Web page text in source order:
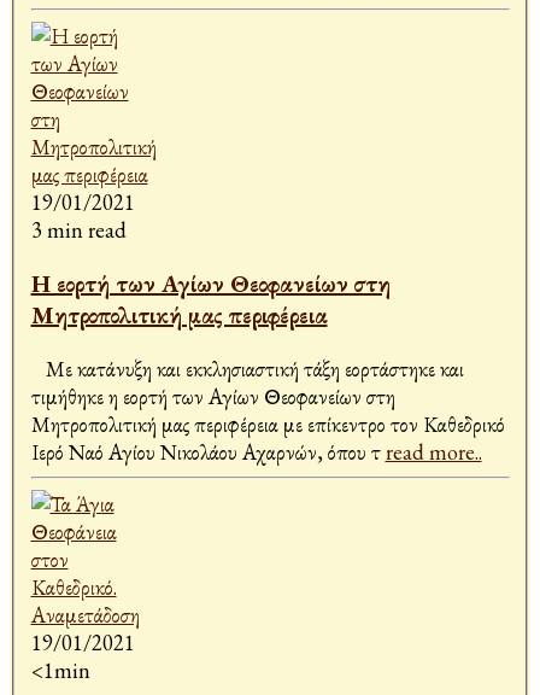
19/01/2021
3 min read
Η εορτή των Αγίων Θεοφανείων στη
Μητροπολιτική μας περιφέρεια
Με κατάνυξη και εκκλησιαστική τάξη εορτάστηκε και
τιμήθηκε η εορτή των Αγίων Θεοφανείων στη
Μητροπολιτική μας περιφέρεια με επίκεντρο τον Καθεδρικό
Ιερό Ναό Αγίου Νικολάου Αχαρνών, όπου τread more..
19/01/2021
<1min